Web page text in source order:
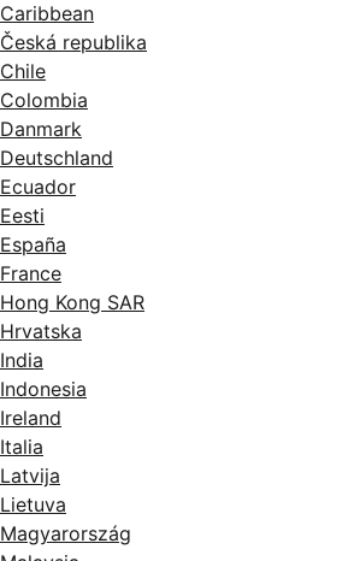
Caribbean
Česká republika
Chile
Colombia
Danmark
Deutschland
Ecuador
Eesti
España
France
Hong Kong SAR
Hrvatska
India
Indonesia
Ireland
Italia
Latvija
Lietuva
Magyarország